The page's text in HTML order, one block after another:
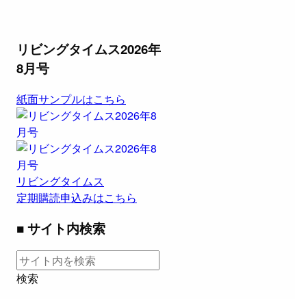
リビングタイムス2026年
8月号
紙面サンプルはこちら
リビングタイムス
定期購読申込みはこちら
■ サイト内検索
検索